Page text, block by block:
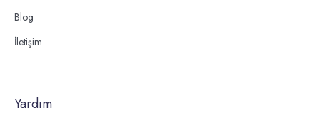
Blog
İletişim
Yardım